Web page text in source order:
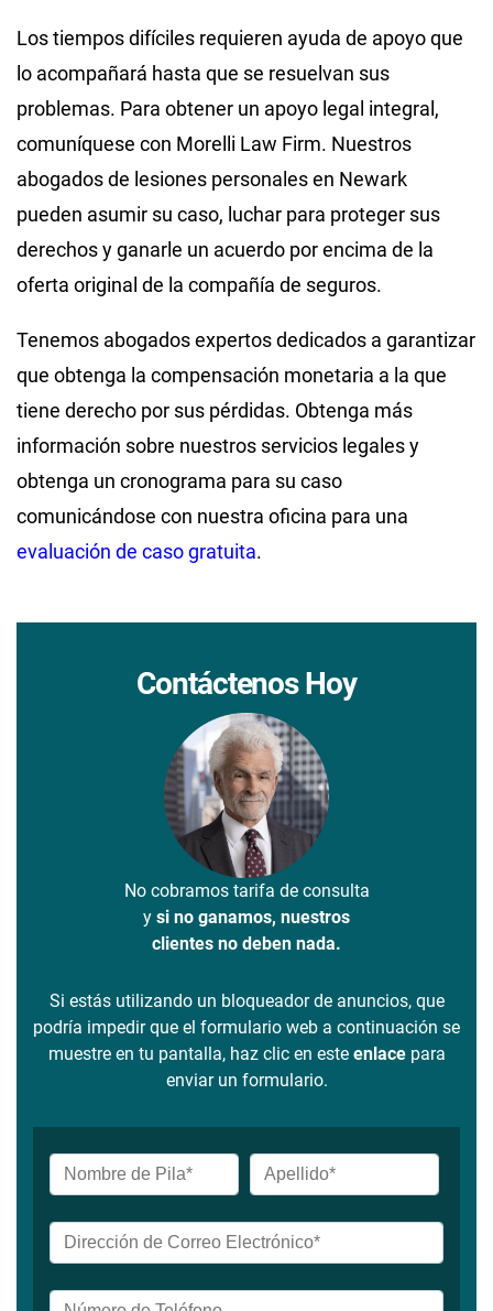
Los tiempos difíciles requieren ayuda de apoyo que
lo acompañará hasta que se resuelvan sus
problemas. Para obtener un apoyo legal integral,
comuníquese con Morelli Law Firm. Nuestros
abogados de lesiones personales en Newark
pueden asumir su caso, luchar para proteger sus
derechos y ganarle un acuerdo por encima de la
oferta original de la compañía de seguros.
Tenemos abogados expertos dedicados a garantizar
que obtenga la compensación monetaria a la que
tiene derecho por sus pérdidas. Obtenga más
información sobre nuestros servicios legales y
obtenga un cronograma para su caso
comunicándose con nuestra oficina para una
evaluación de caso gratuita.
Contáctenos Hoy
No cobramos tarifa de consulta
y si no ganamos, nuestros
clientes no deben nada.
Si estás utilizando un bloqueador de anuncios, que
podría impedir que el formulario web a continuación se
muestre en tu pantalla, haz clic en este enlacepara
enviar un formulario.